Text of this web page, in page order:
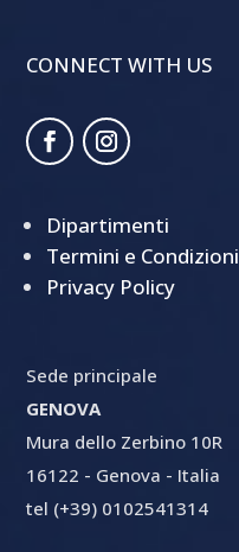
CONNECT WITH US
Dipartimenti
Termini e Condizioni
Privacy Policy
Sede principale
GENOVA
Mura dello Zerbino 10R
16122 - Genova - Italia
tel (+39) 0102541314